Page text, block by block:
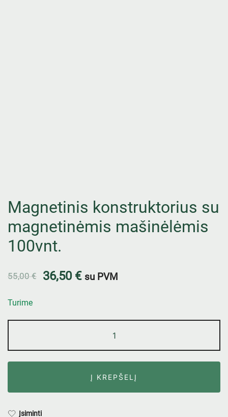
Magnetinis konstruktorius su
magnetinėmis mašinėlėmis
100vnt.
55,00€ 36,50 € su PVM
Turime
Į KREPŠELĮ
Įsiminti